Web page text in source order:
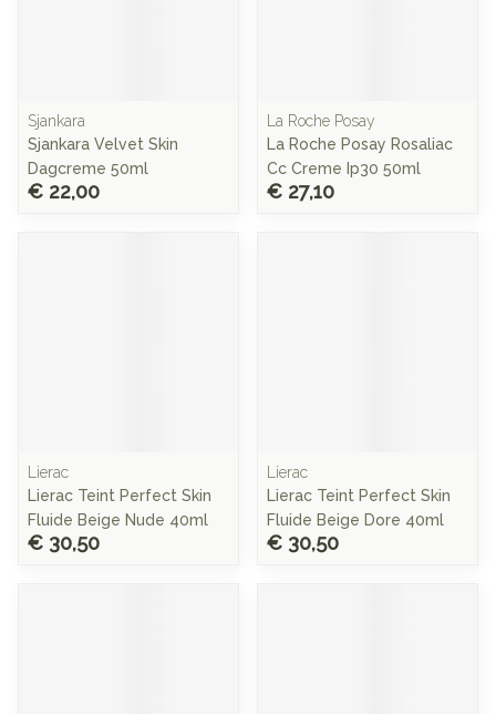
Sjankara
Sjankara Velvet Skin
Dagcreme 50ml
€ 22,00
La Roche Posay
La Roche Posay Rosaliac
Cc Creme Ip30 50ml
€ 27,10
Lierac
Lierac Teint Perfect Skin
Fluide Beige Nude 40ml
€ 30,50
Lierac
Lierac Teint Perfect Skin
Fluide Beige Dore 40ml
€ 30,50